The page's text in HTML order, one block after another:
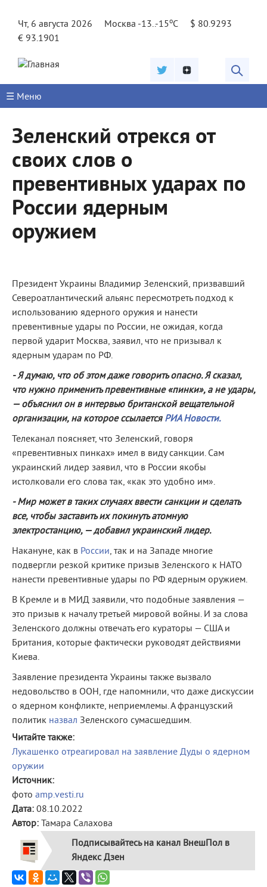
Чт, 6 августа 2026
Москва -13..-15oC
$ 80.9293
€ 93.1901
☰ Меню
Зеленский отрекся от
своих слов о
превентивных ударах по
России ядерным
оружием
Президент Украины Владимир Зеленский, призвавший
Североатлантический альянс пересмотреть подход к
использованию ядерного оружия и нанести
превентивные удары по России, не ожидая, когда
первой ударит Москва, заявил, что не призывал к
ядерным ударам по РФ.
- Я думаю, что об этом даже говорить опасно. Я сказал,
что нужно применить превентивные «пинки», а не удары,
— объяснил он в интервью британской вещательной
организации, на которое ссылается РИА Новости.
Телеканал поясняет, что Зеленский, говоря
«превентивных пинках» имел в виду санкции. Сам
украинский лидер заявил, что в России якобы
истолковали его слова так, «как это удобно им».
- Мир может в таких случаях ввести санкции и сделать
все, чтобы заставить их покинуть атомную
электростанцию, — добавил украинский лидер.
Накануне, как в России, так и на Западе многие
подвергли резкой критике призыв Зеленского к НАТО
нанести превентивные удары по РФ ядерным оружием.
В Кремле и в МИД заявили, что подобные заявления —
это призыв к началу третьей мировой войны. И за слова
Зеленского должны отвечать его кураторы — США и
Британия, которые фактически руководят действиями
Киева.
Заявление президента Украины также вызвало
недовольство в ООН, где напомнили, что даже дискуссии
о ядерном конфликте, неприемлемы. А французский
политик назвал Зеленского сумасшедшим.
Читайте также:
Лукашенко отреагировал на заявление Дуды о ядерном
оружии
Источник:
фото amp.vesti.ru
Дата: 08.10.2022
Автор: Тамара Салахова
Подписывайтесь на канал ВнешПол в
Яндекс Дзен